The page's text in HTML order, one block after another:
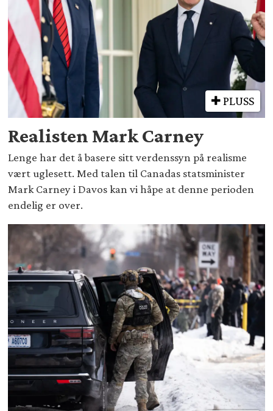
PLUSS
Realisten Mark Carney
Lenge har det å basere sitt verdenssyn på realisme
vært uglesett. Med talen til Canadas statsminister
Mark Carney i Davos kan vi håpe at denne perioden
endelig er over.